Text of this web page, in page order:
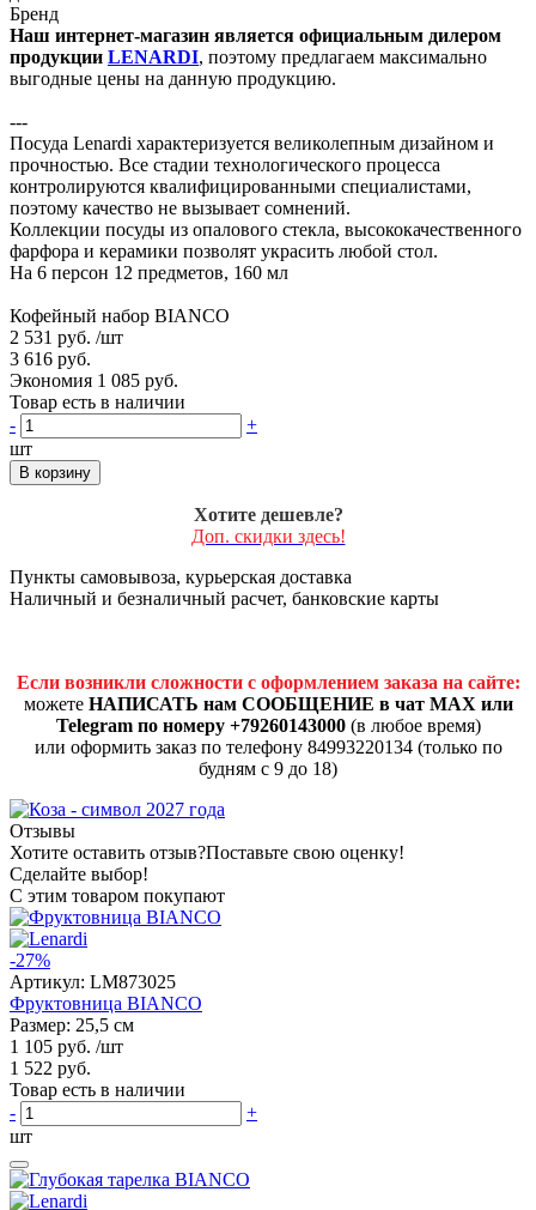
Бренд
Наш интернет-магазин является официальным дилером
продукции LENARDI, поэтому предлагаем максимально
выгодные цены на данную продукцию.
---
Посуда Lenardi характеризуется великолепным дизайном и
прочностью. Все стадии технологического процесса
контролируются квалифицированными специалистами,
поэтому качество не вызывает сомнений.
Коллекции посуды из опалового стекла, высококачественного
фарфора и керамики позволят украсить любой стол.
На 6 персон 12 предметов, 160 мл
Кофейный набор BIANCO
2 531 руб. /шт
3 616 руб.
Экономия 1 085 руб.
Товар есть в наличии
-
+
шт
В корзину
Хотите дешевле?
Доп. скидки здесь!
Пункты самовывоза, курьерская доставка
Наличный и безналичный расчет, банковские карты
Если возникли сложности с оформлением заказа на сайте:
можете НАПИСАТЬ нам СООБЩЕНИЕ в чат MAX или
Telegram по номеру +79260143000(в любое время)
или оформить заказ по телефону 84993220134 (только по
будням с 9 до 18)
Отзывы
Хотите оставить отзыв?Поставьте свою оценку!
Сделайте выбор!
С этим товаром покупают
-27%
Артикул: LM873025
Фруктовница BIANCO
Размер: 25,5 см
1 105 руб. /шт
1 522 руб.
Товар есть в наличии
-
+
шт